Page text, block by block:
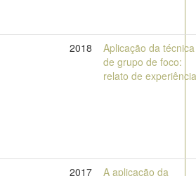
2018
Aplicação da técnica
de grupo de foco:
relato de experiência
2017
A aplicação da